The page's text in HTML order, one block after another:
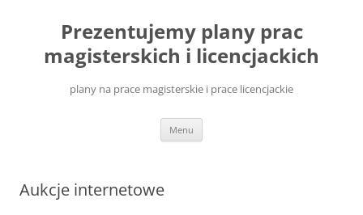
Prezentujemy plany prac
magisterskich i licencjackich
plany na prace magisterskie i prace licencjackie
Menu
Aukcje internetowe